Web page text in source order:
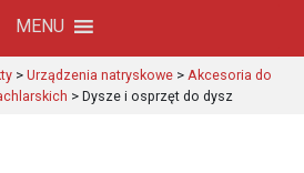
MENU
> Urządzenia natryskowe > Akcesoria do
> Dysze i osprzęt do dysz